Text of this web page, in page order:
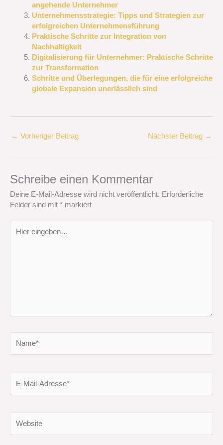
angehende Unternehmer
Unternehmensstrategie: Tipps und Strategien zur
erfolgreichen Unternehmensführung
Praktische Schritte zur Integration von
Nachhaltigkeit
Digitalisierung für Unternehmer: Praktische Schritte
zur Transformation
Schritte und Überlegungen, die für eine erfolgreiche
globale Expansion unerlässlich sind
← Vorheriger Beitrag Nächster Beitrag →
Schreibe einen Kommentar
Deine E-Mail-Adresse wird nicht veröffentlicht. Erforderliche
Felder sind mit * markiert
eingeben…
Mail-